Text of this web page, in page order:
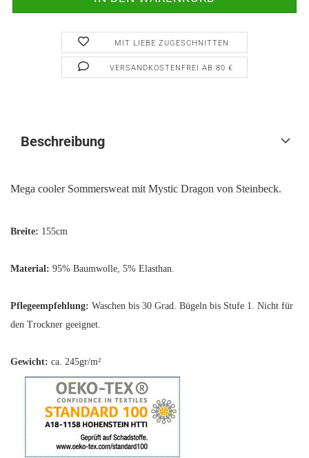
MIT LIEBE ZUGESCHNITTEN
VERSANDKOSTENFREI AB 80 €
Beschreibung
Mega cooler Sommersweat mit Mystic Dragon von Steinbeck.
Breite: 155cm
Material: 95% Baumwolle, 5% Elasthan.
Pflegeempfehlung: Waschen bis 30 Grad. Bügeln bis Stufe 1. Nicht für
den Trockner geeignet.
Gewicht: ca. 245gr/m²